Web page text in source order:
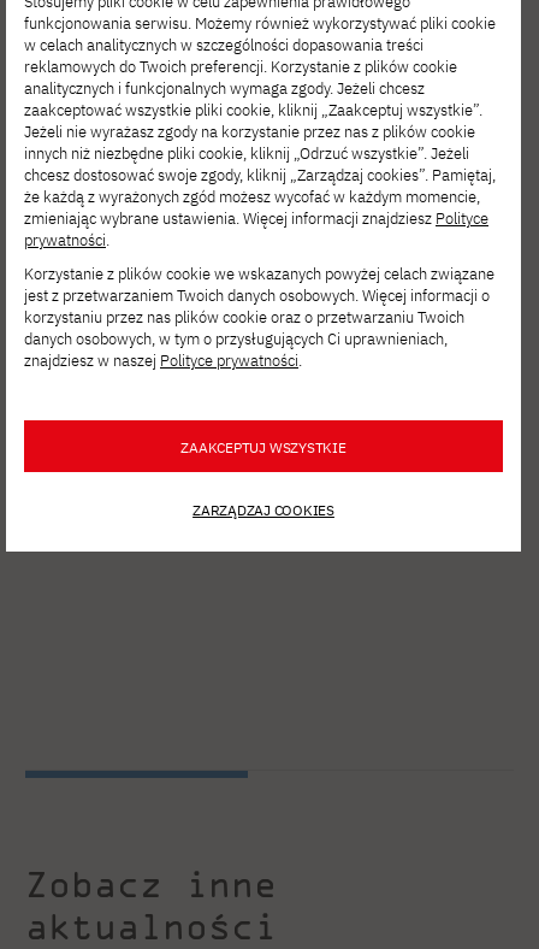
Zobacz inne
aktualności
funkcjonowania serwisu. Możemy również wykorzystywać pliki cookie
w celach analitycznych w szczególności dopasowania treści
reklamowych do Twoich preferencji. Korzystanie z plików cookie
analitycznych i funkcjonalnych wymaga zgody. Jeżeli chcesz
zaakceptować wszystkie pliki cookie, kliknij „Zaakceptuj wszystkie”.
Jeżeli nie wyrażasz zgody na korzystanie przez nas z plików cookie
innych niż niezbędne pliki cookie, kliknij „Odrzuć wszystkie”. Jeżeli
chcesz dostosować swoje zgody, kliknij „Zarządzaj cookies”. Pamiętaj,
że każdą z wyrażonych zgód możesz wycofać w każdym momencie,
zmieniając wybrane ustawienia. Więcej informacji znajdziesz Polityce
prywatności.
Korzystanie z plików cookie we wskazanych powyżej celach związane
jest z przetwarzaniem Twoich danych osobowych. Więcej informacji o
korzystaniu przez nas plików cookie oraz o przetwarzaniu Twoich
danych osobowych, w tym o przysługujących Ci uprawnieniach,
znajdziesz w naszej Polityce prywatności.
ZAAKCEPTUJ WSZYSTKIE
ZARZĄDZAJ COOKIES